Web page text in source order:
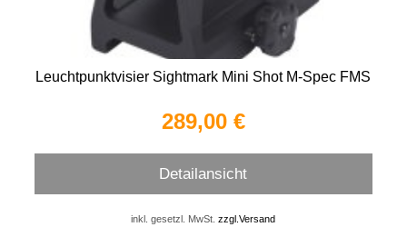
Leuchtpunktvisier Sightmark Mini Shot M-Spec FMS
289,00 €
Detailansicht
inkl. gesetzl. MwSt.zzgl.Versand